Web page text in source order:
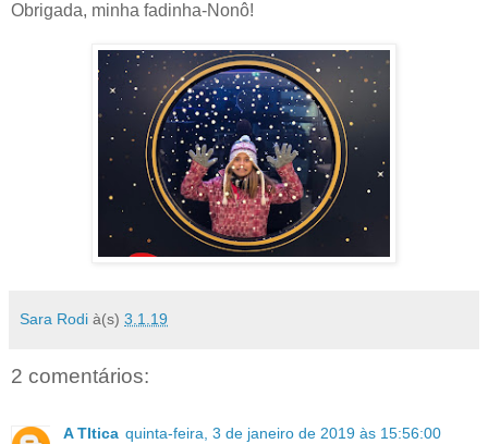
Obrigada, minha fadinha-Nonô!
Sara Rodi à(s) 3.1.19
2 comentários:
A TItica quinta-feira, 3 de janeiro de 2019 às 15:56:00